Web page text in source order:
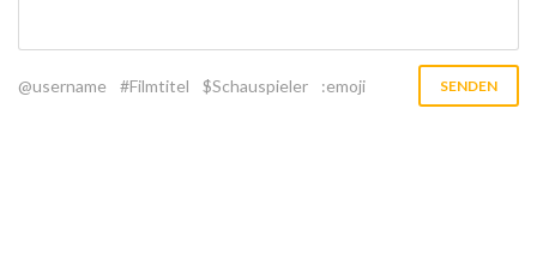
@username #Filmtitel $Schauspieler :emoji